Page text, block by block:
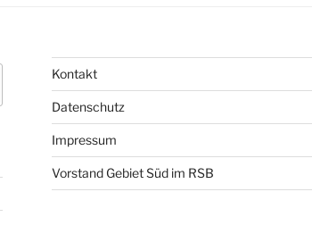
Kontakt
Datenschutz
Impressum
Vorstand Gebiet Süd im RSB